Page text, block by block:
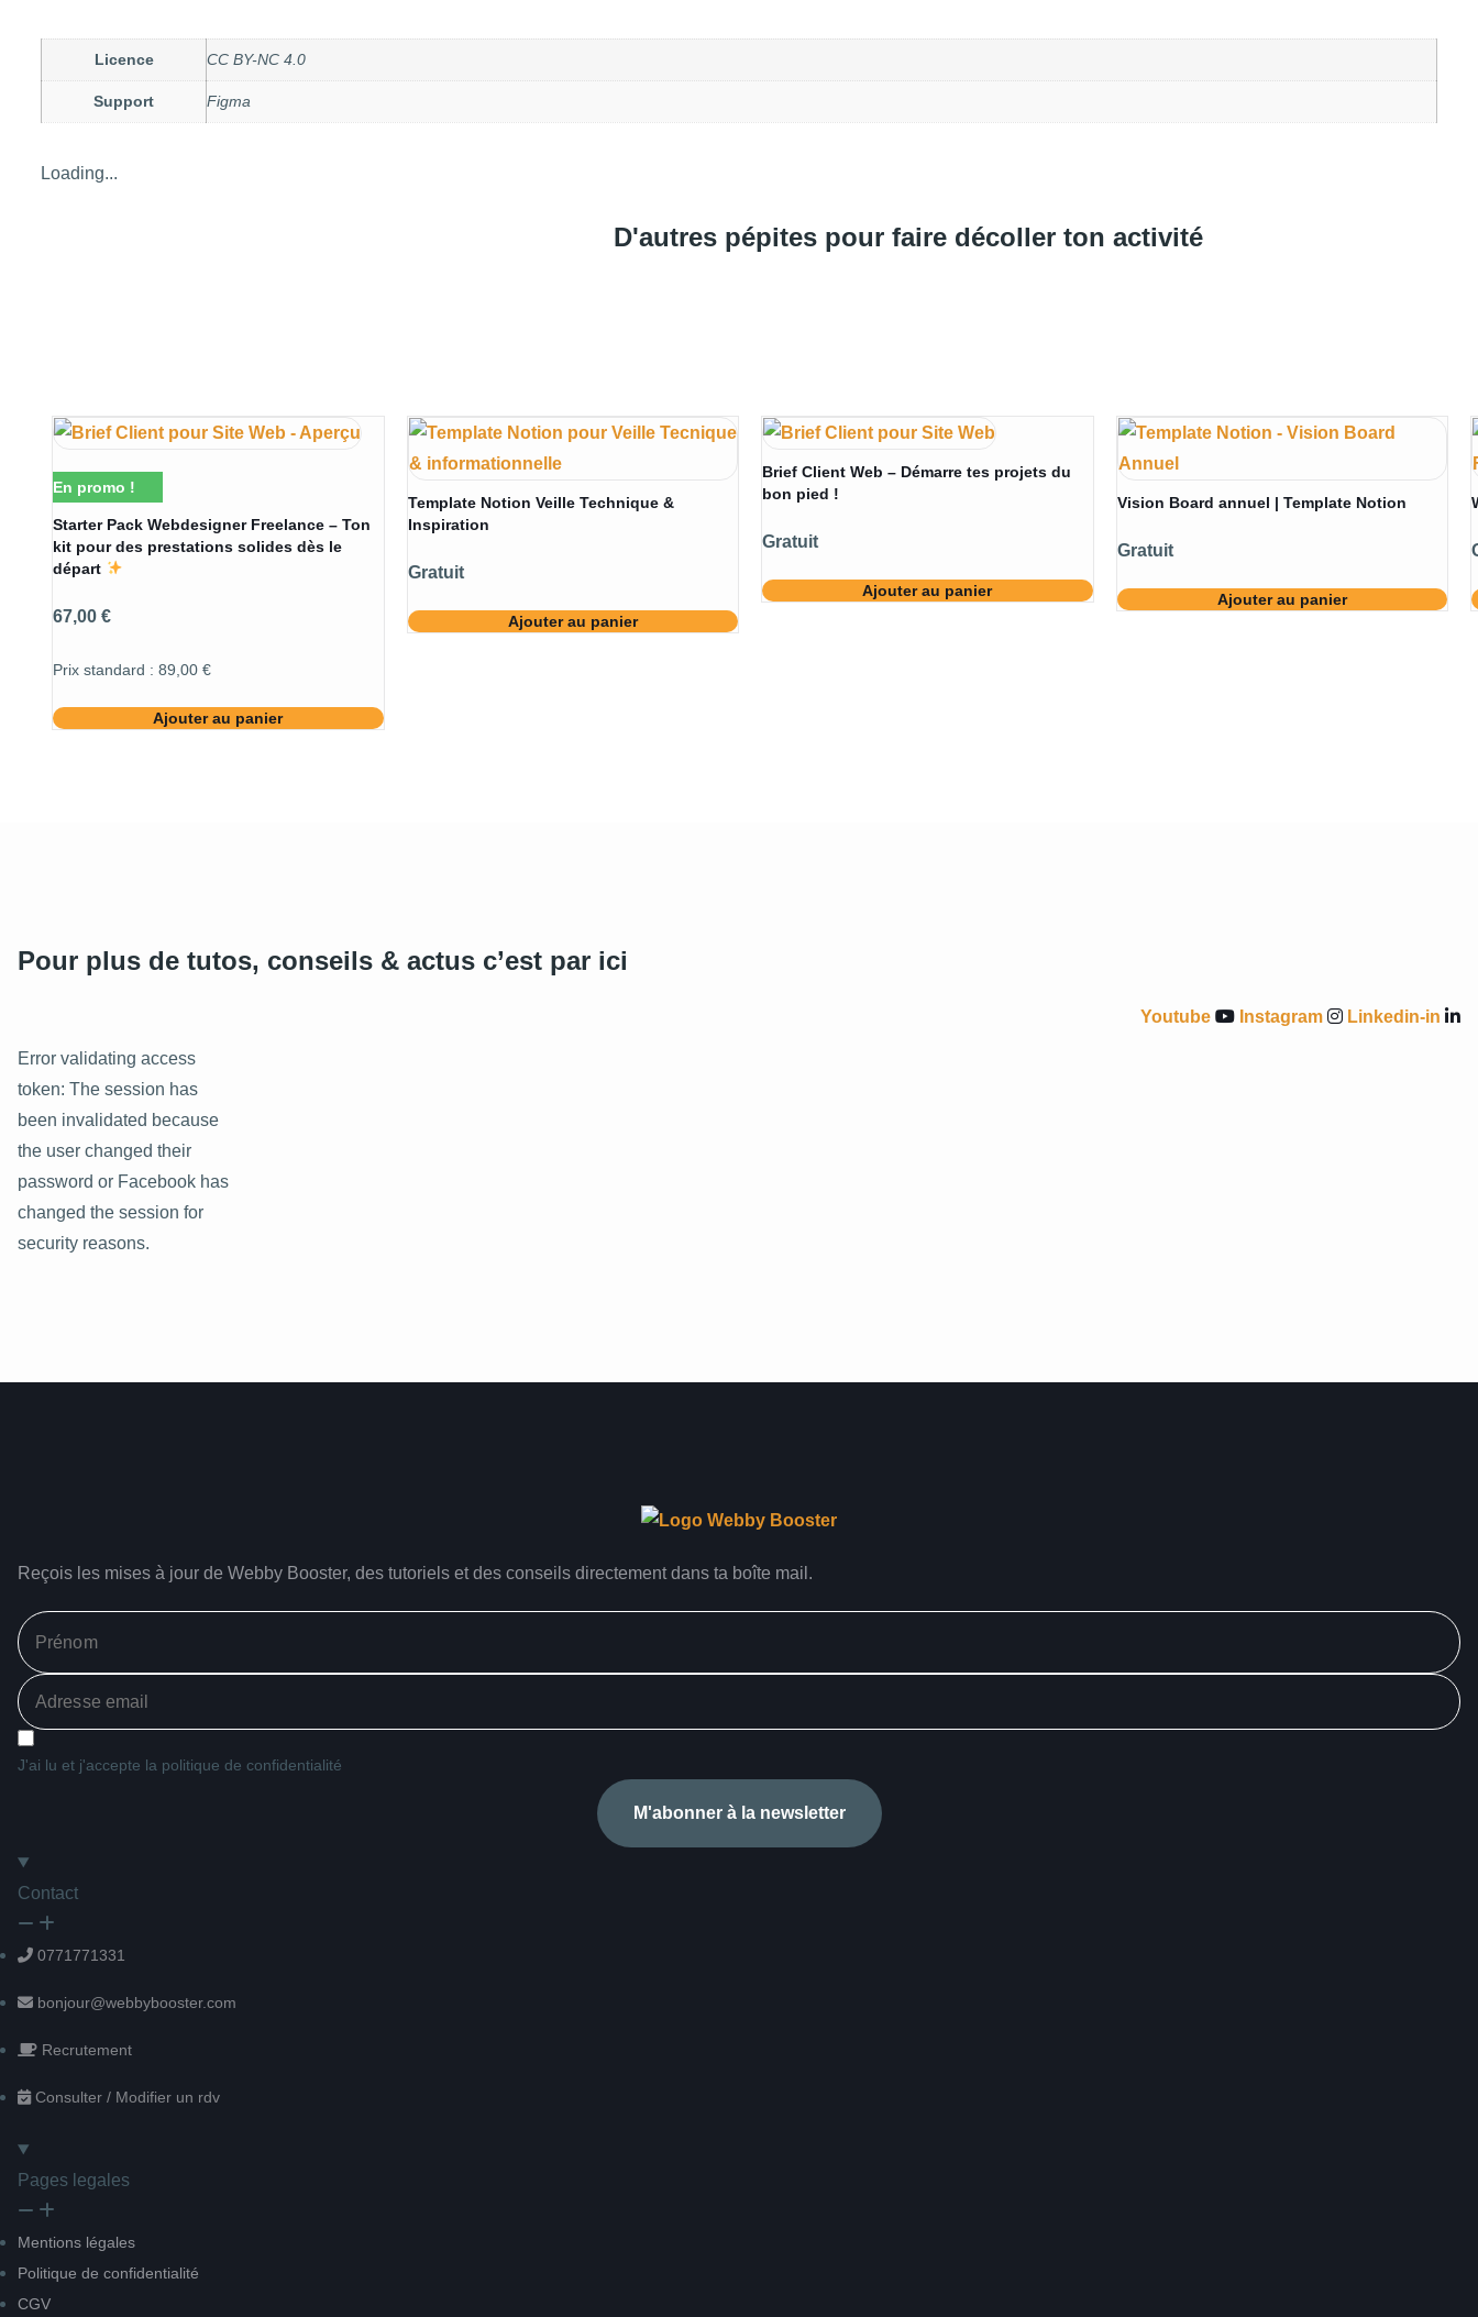
Licence CC BY-NC 4.0
Support Figma
Loading...
D'autres pépites pour faire décoller ton activité
En promo !
Starter Pack Webdesigner Freelance – Ton
kit pour des prestations solides dès le
départ
67,00 €
Prix standard : 89,00 €
Ajouter au panier
Template Notion Veille Technique &
Inspiration
Gratuit
Ajouter au panier
Brief Client Web – Démarre tes projets du
bon pied !
Gratuit
Ajouter au panier
Vision Board annuel | Template Notion
Gratuit
Ajouter au panier
Pour plus de tutos, conseils & actus c’est par ici
Youtube Instagram Linkedin-in
Error validating access
token: The session has
been invalidated because
the user changed their
password or Facebook has
changed the session for
security reasons.
Reçois les mises à jour de Webby Booster, des tutoriels et des conseils directement dans ta boîte mail.
J'ai lu et j'accepte la politique de confidentialité
M'abonner à la newsletter
Contact
0771771331
bonjour@webbybooster.com
Recrutement
Consulter / Modifier un rdv
Pages legales
Mentions légales
Politique de confidentialité
CGV